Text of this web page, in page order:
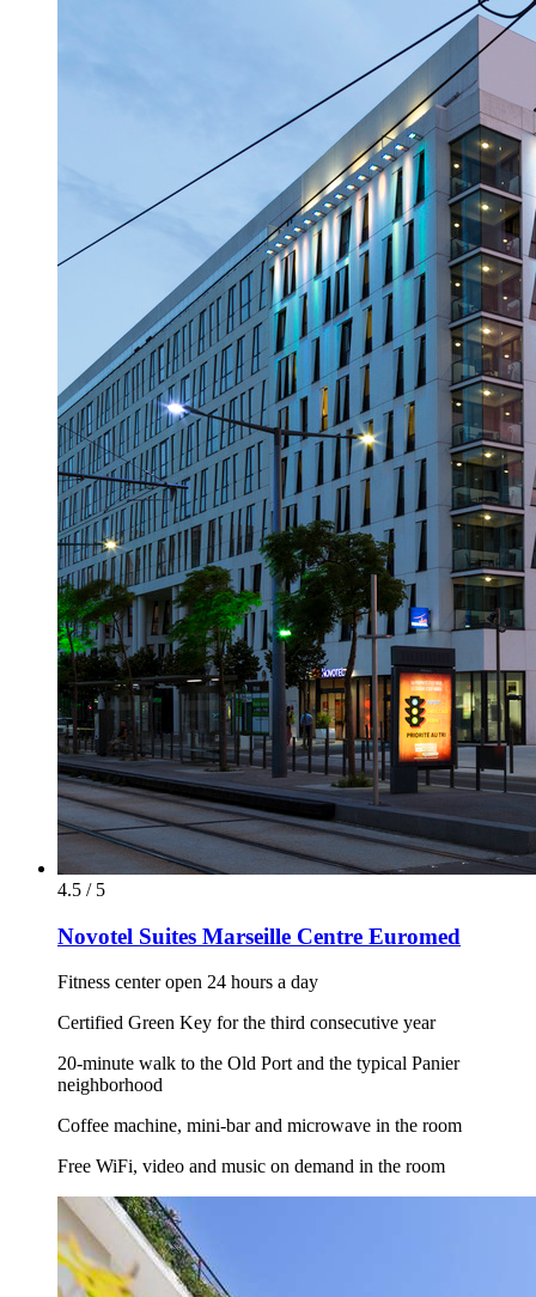
4.5 / 5
Novotel Suites Marseille Centre Euromed
Fitness center open 24 hours a day
Certified Green Key for the third consecutive year
20-minute walk to the Old Port and the typical Panier
neighborhood
Coffee machine, mini-bar and microwave in the room
Free WiFi, video and music on demand in the room